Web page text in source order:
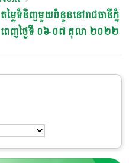
តម្លៃទំនិញមួយចំនួននៅរាជធានីភ្នំ
ពេញថ្ងៃទី ០៦-០៧ តុលា ២០២២